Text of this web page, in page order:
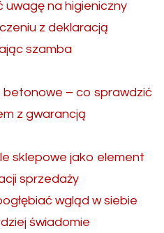
uwagę na higieniczny
z deklaracją
szamba
betonowe – co sprawdzić
z gwarancją
sklepowe jako element
sprzedaży
wgląd w siebie
świadomie